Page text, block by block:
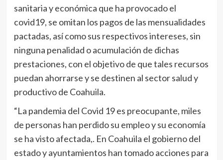
sanitaria y económica que ha provocado el
covid19, se omitan los pagos de las mensualidades
pactadas, así como sus respectivos intereses, sin
ninguna penalidad o acumulación de dichas
prestaciones, con el objetivo de que tales recursos
puedan ahorrarse y se destinen al sector salud y
productivo de Coahuila.
“La pandemia del Covid 19 es preocupante, miles
de personas han perdido su empleo y su economía
se ha visto afectada,. En Coahuila el gobierno del
estado y ayuntamientos han tomado acciones para